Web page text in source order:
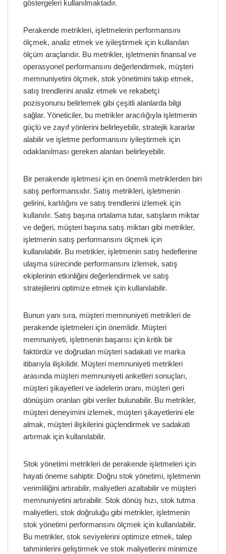
göstergeleri kullanılmaktadır.
Perakende metrikleri, işletmelerin performansını
ölçmek, analiz etmek ve iyileştirmek için kullanılan
ölçüm araçlarıdır. Bu metrikler, işletmenin finansal ve
operasyonel performansını değerlendirmek, müşteri
memnuniyetini ölçmek, stok yönetimini takip etmek,
satış trendlerini analiz etmek ve rekabetçi
pozisyonunu belirlemek gibi çeşitli alanlarda bilgi
sağlar. Yöneticiler, bu metrikler aracılığıyla işletmenin
güçlü ve zayıf yönlerini belirleyebilir, stratejik kararlar
alabilir ve işletme performansını iyileştirmek için
odaklanılması gereken alanları belirleyebilir.
Bir perakende işletmesi için en önemli metriklerden biri
satış performansıdır. Satış metrikleri, işletmenin
gelirini, karlılığını ve satış trendlerini izlemek için
kullanılır. Satış başına ortalama tutar, satışların miktar
ve değeri, müşteri başına satış miktarı gibi metrikler,
işletmenin satış performansını ölçmek için
kullanılabilir. Bu metrikler, işletmenin satış hedeflerine
ulaşma sürecinde performansını izlemek, satış
ekiplerinin etkinliğini değerlendirmek ve satış
stratejilerini optimize etmek için kullanılabilir.
Bunun yanı sıra, müşteri memnuniyeti metrikleri de
perakende işletmeleri için önemlidir. Müşteri
memnuniyeti, işletmenin başarısı için kritik bir
faktördür ve doğrudan müşteri sadakati ve marka
itibarıyla ilişkilidir. Müşteri memnuniyeti metrikleri
arasında müşteri memnuniyeti anketleri sonuçları,
müşteri şikayetleri ve iadelerin oranı, müşteri geri
dönüşüm oranları gibi veriler bulunabilir. Bu metrikler,
müşteri deneyimini izlemek, müşteri şikayetlerini ele
almak, müşteri ilişkilerini güçlendirmek ve sadakati
artırmak için kullanılabilir.
Stok yönetimi metrikleri de perakende işletmeleri için
hayati öneme sahiptir. Doğru stok yönetimi, işletmenin
verimliliğini artırabilir, maliyetleri azaltabilir ve müşteri
memnuniyetini artırabilir. Stok dönüş hızı, stok tutma
maliyetleri, stok doğruluğu gibi metrikler, işletmenin
stok yönetimi performansını ölçmek için kullanılabilir.
Bu metrikler, stok seviyelerini optimize etmek, talep
tahminlerini geliştirmek ve stok maliyetlerini minimize